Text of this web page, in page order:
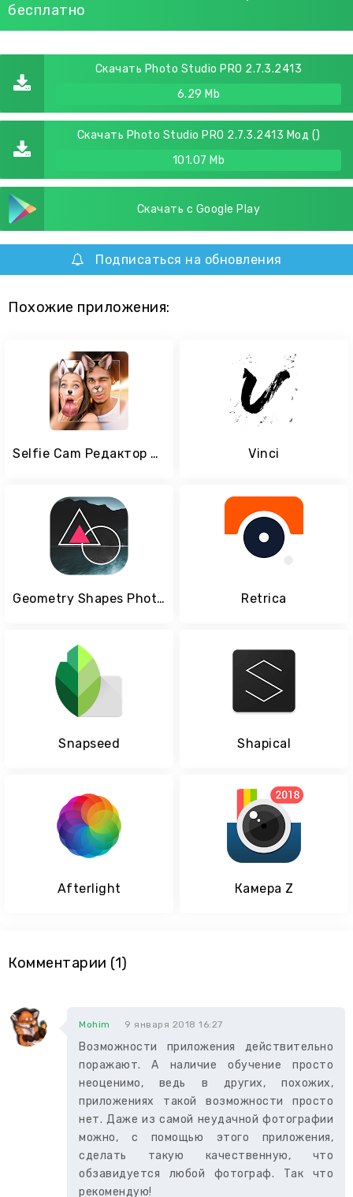
бесплатно
Скачать Photo Studio PRO 2.7.3.2413
6.29 Mb
Скачать Photo Studio PRO 2.7.3.2413 Мод ()
101.07 Mb
Скачать с Google Play
Подписаться на обновления
Похожие приложения:
Selfie Cam Редактор фотографий и фильтр и наклейка Vinci
Geometry Shapes Photo Editor Retrica
Snapseed Shapical
Afterlight Камера Z
Комментарии (1)
Mohim 9 января 2018 16:27
Возможности приложения действительно
поражают. А наличие обучение просто
неоценимо, ведь в других, похожих,
приложениях такой возможности просто
нет. Даже из самой неудачной фотографии
можно, с помощью этого приложения,
сделать такую качественную, что
обзавидуется любой фотограф. Так что
рекомендую!